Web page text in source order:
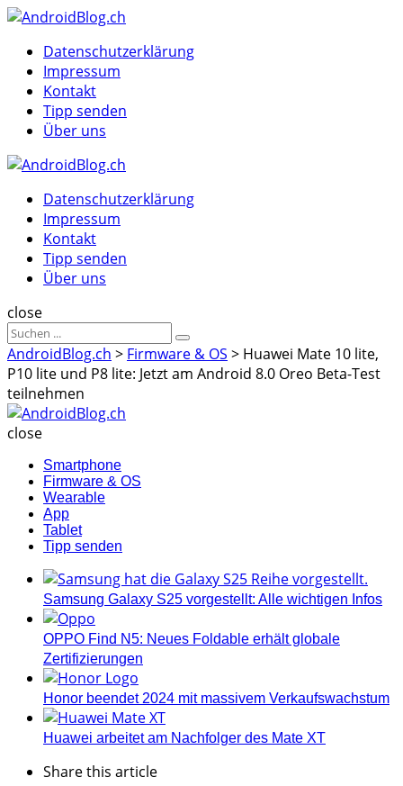
Menu
MenuDatenschutzerklärung
Impressum
Kontakt
Tipp senden
Über uns
Datenschutzerklärung
Impressum
Kontakt
Tipp senden
Über uns
Suche
close
Sucheergebnisse
für
Suche
AndroidBlog.ch > Firmware & OS > Huawei Mate 10 lite,
P10 lite und P8 lite: Jetzt am Android 8.0 Oreo Beta-Test
teilnehmen
close
Smartphone
Firmware & OS
Wearable
App
Tablet
Tipp senden
Samsung Galaxy S25 vorgestellt: Alle wichtigen Infos
OPPO Find N5: Neues Foldable erhält globale
Zertifizierungen
Honor beendet 2024 mit massivem Verkaufswachstum
Huawei arbeitet am Nachfolger des Mate XT
Sharethis article